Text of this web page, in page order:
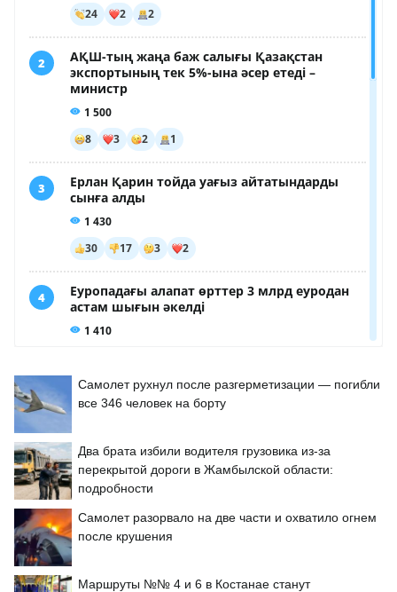
Самолет рухнул после разгерметизации — погибли
все 346 человек на борту
Два брата избили водителя грузовика из-за
перекрытой дороги в Жамбылской области:
подробности
Самолет разорвало на две части и охватило огнем
после крушения
Маршруты №№ 4 и 6 в Костанае станут